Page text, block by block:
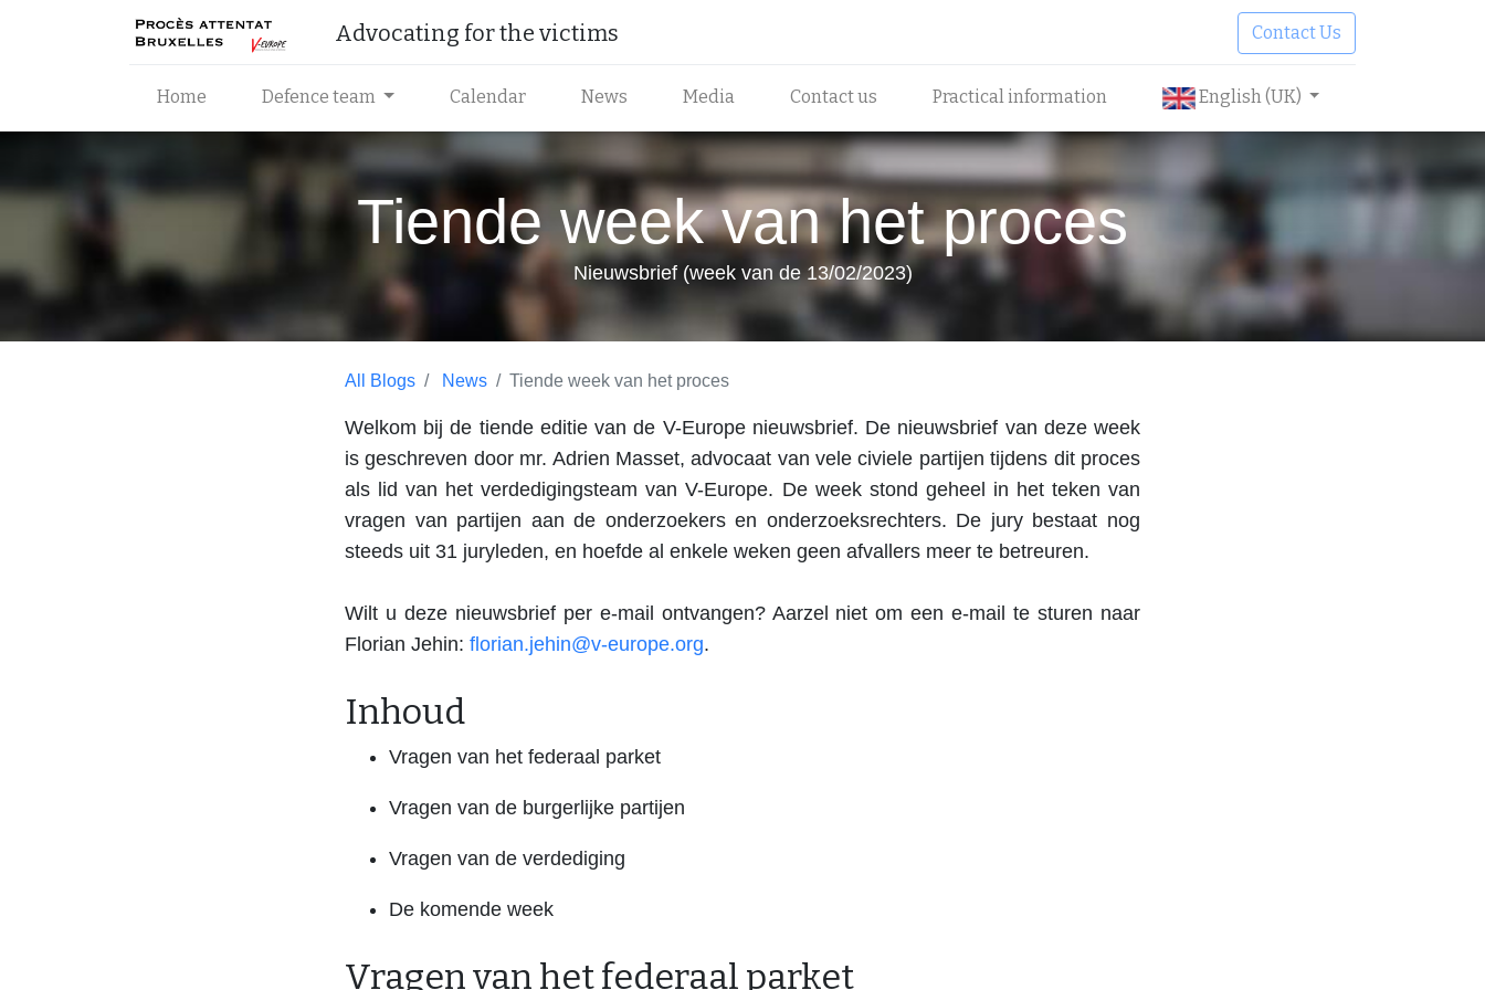
Advocating for the victims​ Contact Us
Home Defence team Calendar News Media Contact us Practical information English (UK)
Tiende week van het proces
Nieuwsbrief (week van de 13/02/2023)
All Blogs News Tiende week van het proces
Welkom bij de tiende editie van de V-Europe nieuwsbrief. De nieuwsbrief van deze week
is geschreven door mr. Adrien Masset, advocaat van vele civiele partijen tijdens dit proces
als lid van het verdedigingsteam van V-Europe. De week stond geheel in het teken van
vragen van partijen aan de onderzoekers en onderzoeksrechters. De jury bestaat nog
steeds uit 31 juryleden, en hoefde al enkele weken geen afvallers meer te betreuren.
Wilt u deze nieuwsbrief per e-mail ontvangen? Aarzel niet om een e-mail te sturen naar
Florian Jehin: florian.jehin@v-europe.org.
Inhoud
Vragen van het federaal parket
Vragen van de burgerlijke partijen
Vragen van de verdediging
De komende week
Vragen van het federaal parket